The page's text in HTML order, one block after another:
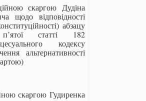
скаргою Дудіна
щодо відповідності
абзацу
статті 182
кодексу
альтернативності
скаргою Гудиренка